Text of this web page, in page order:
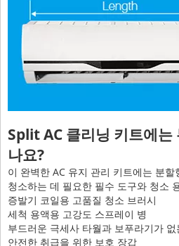
Split AC 클리닝 키트에는
나요?
이 완벽한 AC 유지 관리 키트에는 분
청소하는 데 필요한 필수 도구와 청소
증발기 코일용 고품질 청소 브러시
세척 용액용 고강도 스프레이 병
부드러운 극세사 타월과 보푸라기가 없
안전한 취급을 위한 보호 장갑